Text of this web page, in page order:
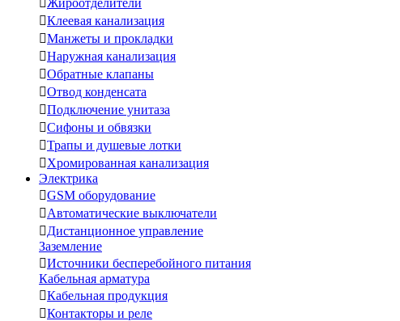
Жироотделители
Клеевая канализация
Манжеты и прокладки
Наружная канализация
Обратные клапаны
Отвод конденсата
Подключение унитаза
Сифоны и обвязки
Трапы и душевые лотки
Хромированная канализация
Электрика
GSM оборудование
Автоматические выключатели
Дистанционное управление
Заземление
Источники бесперебойного питания
Кабельная арматура
Кабельная продукция
Контакторы и реле